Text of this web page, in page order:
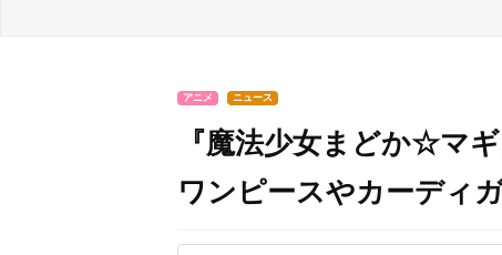
アニメ ニュース
『魔法少女まどか☆マ
ワンピースやカーディ